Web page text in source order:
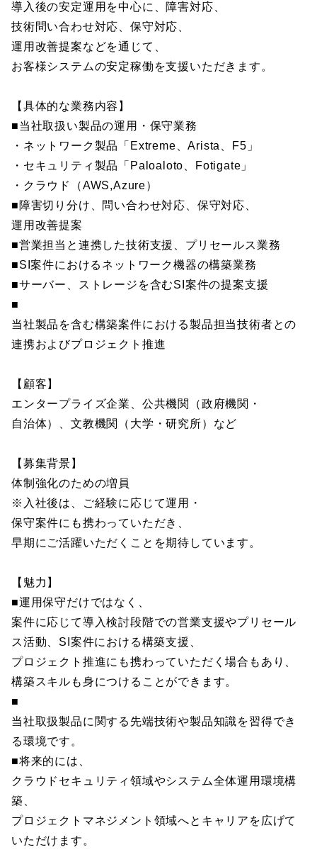
導入後の安定運用を中心に、障害対応、
技術問い合わせ対応、保守対応、
運用改善提案などを通じて、
お客様システムの安定稼働を支援いただきます。
【具体的な業務内容】
■当社取扱い製品の運用・保守業務
・ネットワーク製品「Extreme、Arista、F5」
・セキュリティ製品「Paloaloto、Fotigate」
・クラウド（AWS,Azure）
■障害切り分け、問い合わせ対応、保守対応、
運用改善提案
■営業担当と連携した技術支援、プリセールス業務
■SI案件におけるネットワーク機器の構築業務
■サーバー、ストレージを含むSI案件の提案支援
■
当社製品を含む構築案件における製品担当技術者との
連携およびプロジェクト推進
【顧客】
エンタープライズ企業、公共機関（政府機関・
自治体）、文教機関（大学・研究所）など
【募集背景】
体制強化のための増員
※入社後は、ご経験に応じて運用・
保守案件にも携わっていただき、
早期にご活躍いただくことを期待しています。
【魅力】
■運用保守だけではなく、
案件に応じて導入検討段階での営業支援やプリセール
ス活動、SI案件における構築支援、
プロジェクト推進にも携わっていただく場合もあり、
構築スキルも身につけることができます。
■
当社取扱製品に関する先端技術や製品知識を習得でき
る環境です。
■将来的には、
クラウドセキュリティ領域やシステム全体運用環境構
築、
プロジェクトマネジメント領域へとキャリアを広げて
いただけます。